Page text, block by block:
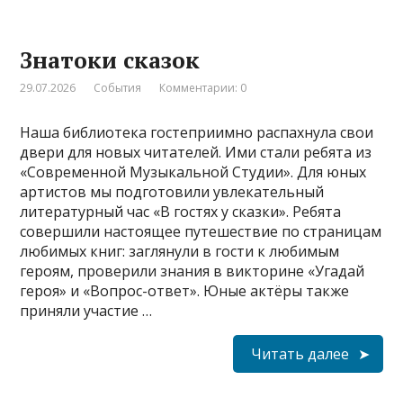
Знатоки сказок
29.07.2026 События Комментарии: 0
Наша библиотека гостеприимно распахнула свои
двери для новых читателей. Ими стали ребята из
«Современной Музыкальной Студии». Для юных
артистов мы подготовили увлекательный
литературный час «В гостях у сказки». Ребята
совершили настоящее путешествие по страницам
любимых книг: заглянули в гости к любимым
героям, проверили знания в викторине «Угадай
героя» и «Вопрос-ответ». Юные актёры также
приняли участие …
Читать далее